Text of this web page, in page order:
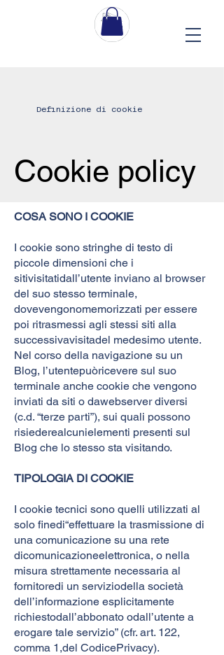
Definizione di cookie
Cookie policy
COSA SONO I COOKIE
I cookie sono stringhe di testo di
piccole dimensioni che i
sitivisitatidall’utente inviano al browser
del suo stesso terminale,
dovevengonomemorizzati per essere
poi ritrasmessi agli stessi siti alla
successivavisitadel medesimo utente.
Nel corso della navigazione su un
Blog, l’utentepuòricevere sul suo
terminale anche cookie che vengono
inviati da siti o dawebserver diversi
(c.d. “terze parti”), sui quali possono
risiederealcunielementi presenti sul
Blog che lo stesso sta visitando.
TIPOLOGIA DI COOKIE
I cookie tecnici sono quelli utilizzati al
solo finedi“effettuare la trasmissione di
una comunicazione su una rete
dicomunicazioneelettronica, o nella
misura strettamente necessaria al
fornitoredi un serviziodella società
dell’informazione esplicitamente
richiestodall’abbonato odall’utente a
erogare tale servizio” (cfr. art. 122,
comma 1,del CodicePrivacy).